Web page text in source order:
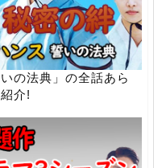
の法典」の全話あら
介!